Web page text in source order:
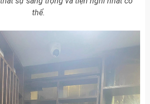
thể.